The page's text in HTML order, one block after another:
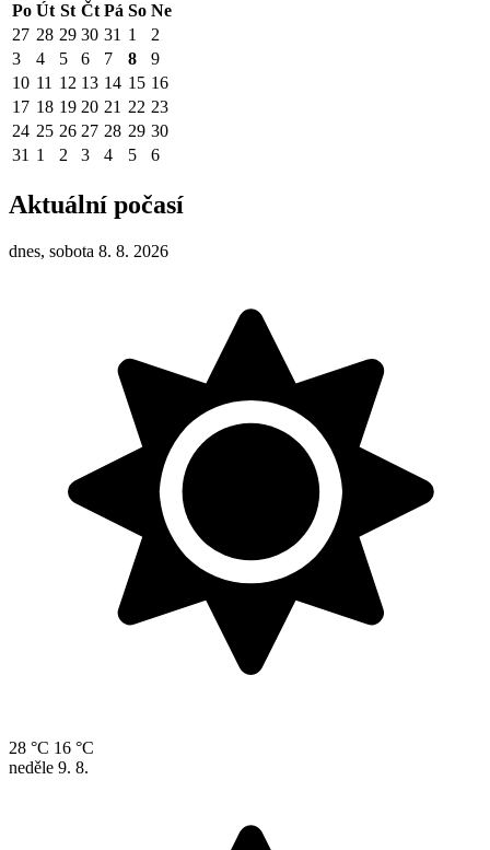
Po Út St Čt Pá So Ne
27 28 29 30 31 1
2
3
4 5 6 7 8
9
10 11 12 13 14 15 16
17 18 19 20 21 22 23
24 25 26 27 28 29 30
31 1 2 3 4 5 6
Aktuální počasí
dnes, sobota 8. 8. 2026
28 °C 16 °C
neděle 9. 8.